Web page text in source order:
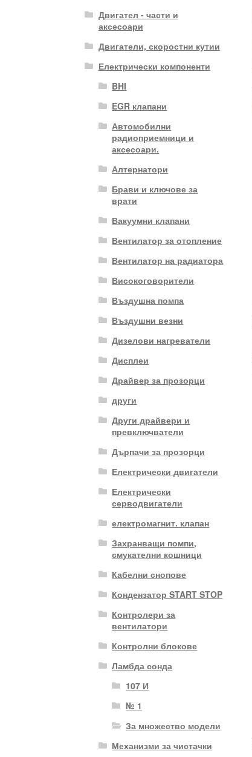
Двигател - части и
аксесоари
Двигатели, скоростни кутии
Електрически компоненти
BHI
EGR клапани
Автомобилни
радиоприемници и
аксесоари.
Алтернатори
Брави и ключове за
врати
Вакуумни клапани
Вентилатор за отопление
Вентилатор на радиатора
Високоговорители
Въздушна помпа
Въздушни везни
Дизелови нагреватели
Дисплеи
Драйвер за прозорци
други
Други драйвери и
превключватели
Дърпачи за прозорци
Електрически двигатели
Електрически
серводвигатели
електромагнит. клапан
Захранващи помпи,
смукателни кошници
Кабелни снопове
Кондензатор START STOP
Контролери за
вентилатори
Контролни блокове
Ламбда сонда
107 И
№ 1
За множество модели
Механизми за чистачки